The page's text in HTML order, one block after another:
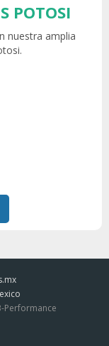
POTOSI
nuestra amplia
Performance